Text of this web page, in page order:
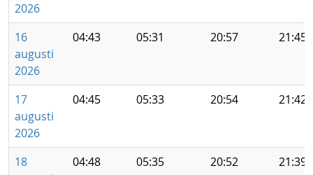
2026
16
augusti
2026
04:43 05:31 20:57 21:45
17
augusti
2026
04:45 05:33 20:54 21:42
18
04:48 05:35 20:52 21:39